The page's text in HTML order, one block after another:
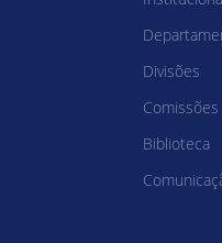
Divisões
Comissões
Biblioteca